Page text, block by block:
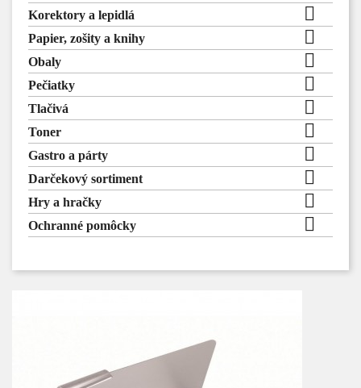
Korektory a lepidlá 
Papier, zošity a knihy 
Obaly 
Pečiatky 
Tlačivá 
Toner 
Gastro a párty 
Darčekový sortiment 
Hry a hračky 
Ochranné pomôcky 